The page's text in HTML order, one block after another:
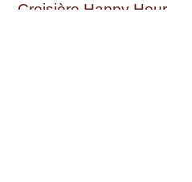
Croisière Happy Hour